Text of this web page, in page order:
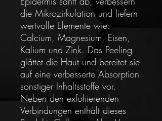
die Mikrozirkulation und liefern
wertvolle Elemente wie:
Calcium, Magnesium, Eisen,
Kalium und Zink. Das Peeling
glättet die Haut und bereitet sie
auf eine verbesserte Absorption
sonstiger Inhaltsstoffe vor.
Neben den exfoliierenden
Verbindungen enthält dieses